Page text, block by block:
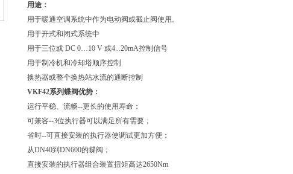
用途：
用于暖通空调系统中作为电动阀或截止阀使用。
用于开式和闭式系统中
用于三位或 DC 0…10 V 或4...20mA控制信号
用于制冷机和冷却塔顺序控制
换热器或整个换热站水流的通断控制
VKF42系列蝶阀优势：
运行平稳、流畅--更长的使用寿命；
可兼容--3位执行器可以满足所有需要；
省时--可直接安装的执行器使调试更加方便；
从DN40到DN600的蝶阀；
直接安装的执行器组合装置扭矩高达2650Nm